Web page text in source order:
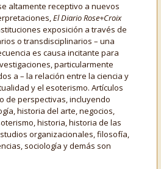
altamente receptivo a nuevos
El Diario Rose+Croix
exposición a través de
o transdisciplinarios – una
es causa incitante para
particularmente
a – la relación entre la ciencia y
y el esoterismo. Artículos
de perspectivas, incluyendo
historia del arte, negocios,
historia, historia de las
organizacionales, filosofía,
sociología y demás son